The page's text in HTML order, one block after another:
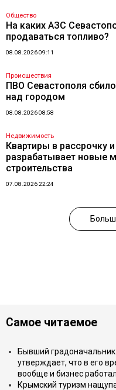
Общество
На каких АЗС
продаваться топливо?
08.08.2026 09:11
Происшествия
ПВО Севастополя
над городом
08.08.2026 08:58
Недвижимость
Квартиры в рассрочку
разрабатывает новые
строительства
07.08.2026 22:24
Самое читаемое
Бывший
утверждает, что в его
вообще и бизнес
Крымский туризм